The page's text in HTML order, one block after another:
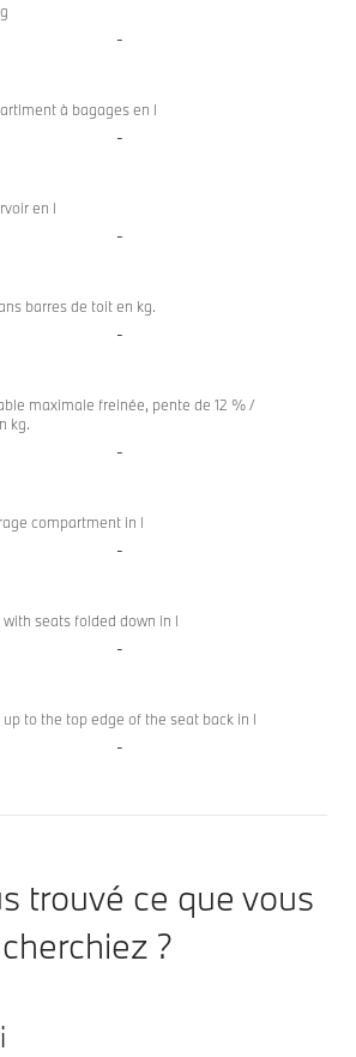
-
à bagages en l
-
en l
-
barres de toit en kg.
-
maximale freinée, pente de 12 % /
kg.
-
compartment in l
-
seats folded down in l
-
to the top edge of the seat back in l
-
trouvé ce que vous
cherchiez ?